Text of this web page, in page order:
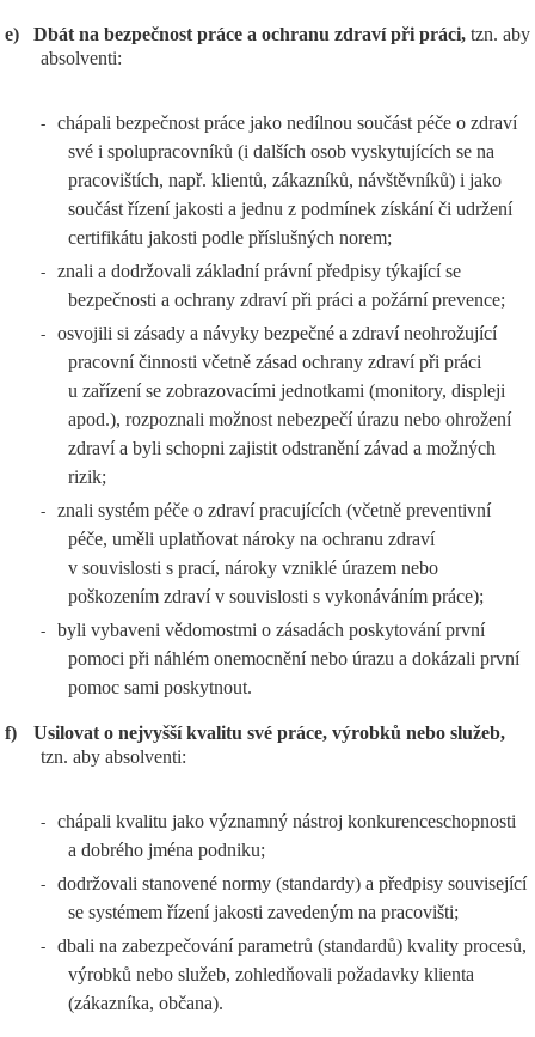
e) Dbát na bezpečnost práce a ochranu zdraví při práci, tzn. aby
absolventi:
-
chápali bezpečnost práce jako nedílnou součást péče o zdraví
své i spolupracovníků (i dalších osob vyskytujících se na
pracovištích, např. klientů, zákazníků, návštěvníků) i jako
součást řízení jakosti a jednu z podmínek získání či udržení
certifikátu jakosti podle příslušných norem;
-
znali a dodržovali základní právní předpisy týkající se
bezpečnosti a ochrany zdraví při práci a požární prevence;
-
osvojili si zásady a návyky bezpečné a zdraví neohrožující
pracovní činnosti včetně zásad ochrany zdraví při práci
u zařízení se zobrazovacími jednotkami (monitory, displeji
apod.), rozpoznali možnost nebezpečí úrazu nebo ohrožení
zdraví a byli schopni zajistit odstranění závad a možných
rizik;
-
znali systém péče o zdraví pracujících (včetně preventivní
péče, uměli uplatňovat nároky na ochranu zdraví
v souvislosti s prací, nároky vzniklé úrazem nebo
poškozením zdraví v souvislosti s vykonáváním práce);
-
byli vybaveni vědomostmi o zásadách poskytování první
pomoci při náhlém onemocnění nebo úrazu a dokázali první
pomoc sami poskytnout.
f)
Usilovat o nejvyšší kvalitu své práce, výrobků nebo služeb,
tzn. aby absolventi:
-
chápali kvalitu jako významný nástroj konkurenceschopnosti
a dobrého jména podniku;
-
dodržovali stanovené normy (standardy) a předpisy související
se systémem řízení jakosti zavedeným na pracovišti;
-
dbali na zabezpečování parametrů (standardů) kvality procesů,
výrobků nebo služeb, zohledňovali požadavky klienta
(zákazníka, občana).